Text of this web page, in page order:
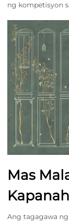
ng kompetisyon
Mas
Ang tagagawa